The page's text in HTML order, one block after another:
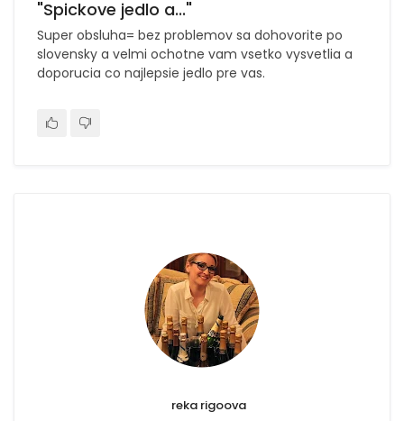
"Spickove jedlo a..."
Super obsluha= bez problemov sa dohovorite po
slovensky a velmi ochotne vam vsetko vysvetlia a
doporucia co najlepsie jedlo pre vas.
reka rigoova